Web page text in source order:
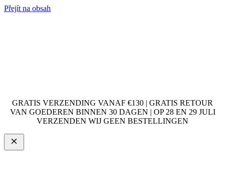
Přejít na obsah
GRATIS VERZENDING VANAF €130 | GRATIS RETOUR
VAN GOEDEREN BINNEN 30 DAGEN | OP 28 EN 29 JULI
VERZENDEN WIJ GEEN BESTELLINGEN